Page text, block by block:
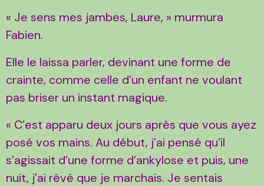
« Je sens mes jambes, Laure, » murmura
Fabien.
Elle le laissa parler, devinant une forme de
crainte, comme celle d’un enfant ne voulant
pas briser un instant magique.
« C’est apparu deux jours après que vous ayez
posé vos mains. Au début, j’ai pensé qu’il
s’agissait d’une forme d’ankylose et puis, une
nuit, j’ai rêvé que je marchais. Je sentais